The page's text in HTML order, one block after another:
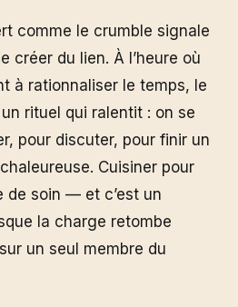
comme le crumble signale
créer du lien. À l’heure où
à rationnaliser le temps, le
rituel qui ralentit : on se
pour discuter, pour finir un
Cuisiner pour
de soin — et c’est un
la charge retombe
un seul membre du